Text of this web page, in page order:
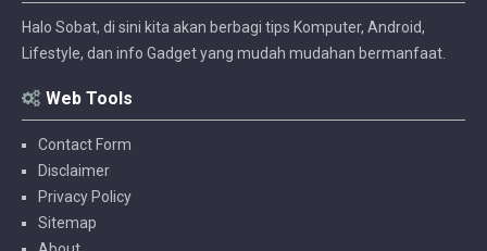
Halo Sobat, di sini kita akan berbagi tips Komputer, Android,
Lifestyle, dan info Gadget yang mudah mudahan bermanfaat.
Web Tools
Contact Form
Disclaimer
Privacy Policy
Sitemap